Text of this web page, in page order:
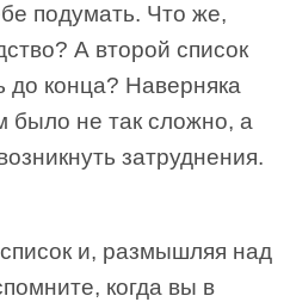
подумать. Что же,
А второй список
до конца? Наверняка
было не так сложно, а
затруднения.
и, размышляя над
когда вы в